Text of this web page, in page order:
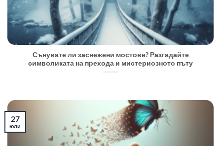
Сънувате ли заснежени мостове? Разгадайте
символиката на прехода и мистериозното пъту
27
юли